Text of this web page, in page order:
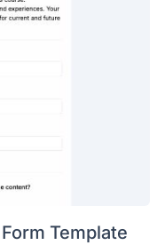
Template